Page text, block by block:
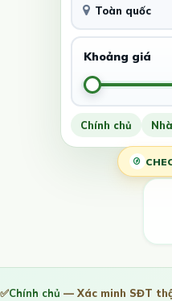
Toàn quốc
Khoảng giá
Chính chủ
✅Chính chủ — Xác minh SĐT